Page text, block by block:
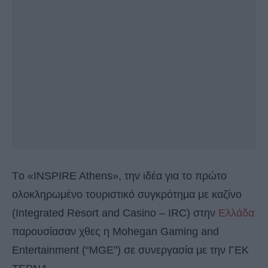
Tο «INSPIRE Athens», την ιδέα για το πρώτο
ολοκληρωμένο τουριστικό συγκρότημα με καζίνο
(Integrated Resort and Casino – IRC) στην Ελλάδα
παρουσίασαν χθες η Mohegan Gaming and
Entertainment (“MGE”) σε συνεργασία με την ΓΕΚ